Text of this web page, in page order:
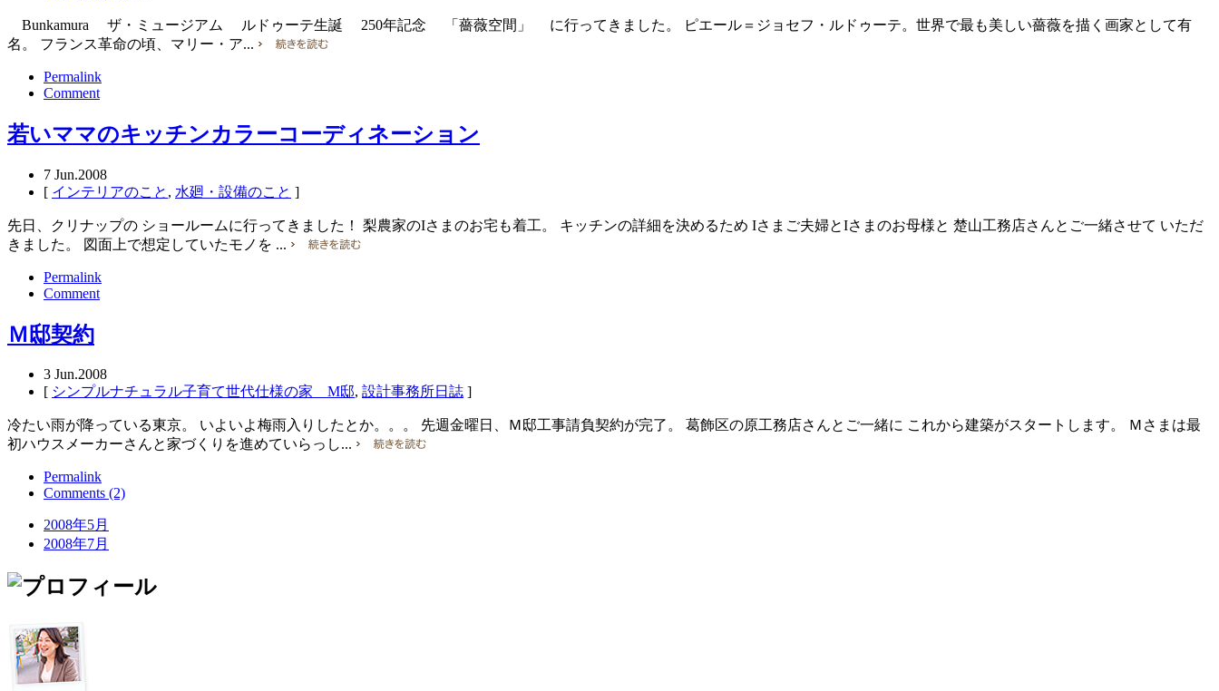
Bunkamura ザ・ミュージアム ルドゥーテ生誕 250年記念 「薔薇空間」 に行ってきました。 ピエール＝ジョセフ・ルドゥーテ。世界で最も美しい薔薇を描く画家として有
名。 フランス革命の頃、マリー・ア...
Permalink
Comment
若いママのキッチンカラーコーディネーション
7 Jun.2008
[ インテリアのこと , 水廻・設備のこと ]
先日、クリナップの ショールームに行ってきました！ 梨農家のIさまのお宅も着工。 キッチンの詳細を決めるため Iさまご夫婦とIさまのお母様と 楚山工務店さんとご一緒させて いただ
きました。 図面上で想定していたモノを ...
Permalink
Comment
Ｍ邸契約
3 Jun.2008
[ シンプルナチュラル子育て世代仕様の家 M邸, 設計事務所日誌 ]
冷たい雨が降っている東京。 いよいよ梅雨入りしたとか。。。 先週金曜日、Ｍ邸工事請負契約が完了。 葛飾区の原工務店さんとご一緒に これから建築がスタートします。 Ｍさまは最
初ハウスメーカーさんと家づくりを進めていらっし...
Permalink
Comments (2)
2008年5月
2008年7月